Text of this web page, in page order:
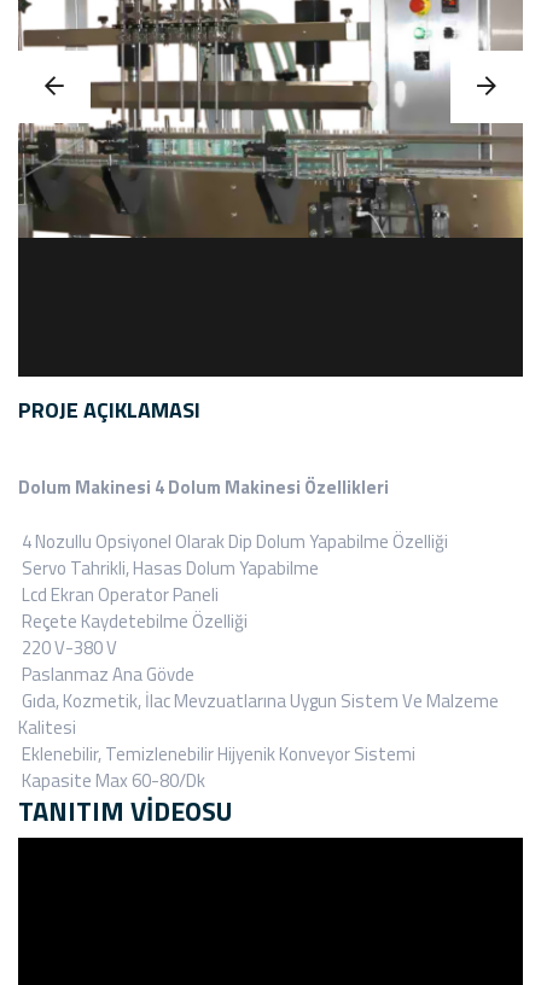
PROJE AÇIKLAMASI
Dolum Makinesi 4 Dolum Makinesi Özellikleri
4 Nozullu Opsiyonel Olarak Dip Dolum Yapabilme Özelliği
Servo Tahrikli, Hasas Dolum Yapabilme
Lcd Ekran Operator Paneli
Reçete Kaydetebilme Özelliği
220 V-380 V
Paslanmaz Ana Gövde
Gıda, Kozmetik, İlac Mevzuatlarına Uygun Sistem Ve Malzeme
Kalitesi
Eklenebilir, Temizlenebilir Hijyenik Konveyor Sistemi
Kapasite Max 60-80/Dk
TANITIM VİDEOSU